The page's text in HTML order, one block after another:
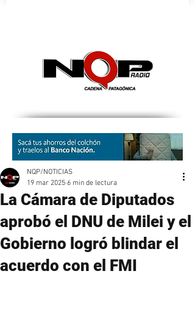
La Cámara de Diputados
aprobó el DNU de Milei y el
Gobierno logró blindar el
acuerdo con el FMI
NQP/NOTICIAS
19 mar 2025 6 min de lectura